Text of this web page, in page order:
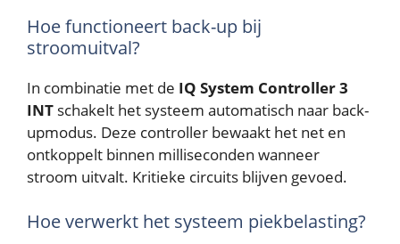
Hoe functioneert back-up bij
stroomuitval?
In combinatie met de IQ System Controller 3
INT schakelt het systeem automatisch naar back-
upmodus. Deze controller bewaakt het net en
ontkoppelt binnen milliseconden wanneer
stroom uitvalt. Kritieke circuits blijven gevoed.
Hoe verwerkt het systeem piekbelasting?